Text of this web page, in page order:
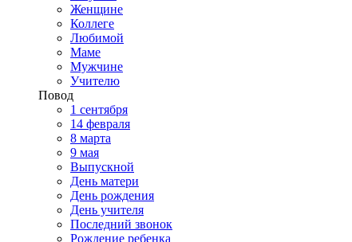
Женщине
Коллеге
Любимой
Маме
Мужчине
Учителю
Повод
1 сентября
14 февраля
8 марта
9 мая
Выпускной
День матери
День рождения
День учителя
Последний звонок
Рождение ребенка